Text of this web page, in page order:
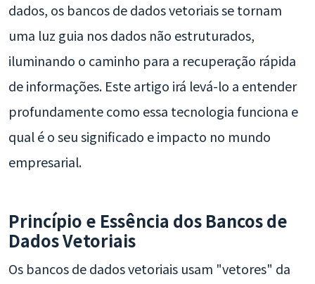
dados, os bancos de dados vetoriais se tornam
uma luz guia nos dados não estruturados,
iluminando o caminho para a recuperação rápida
de informações. Este artigo irá levá-lo a entender
profundamente como essa tecnologia funciona e
qual é o seu significado e impacto no mundo
empresarial.
Princípio e Essência dos Bancos de
Dados Vetoriais
Os bancos de dados vetoriais usam "vetores" da